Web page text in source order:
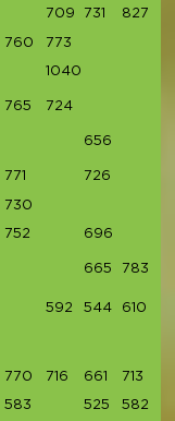
709 731 827
760 773
1040
765 724
656
771 726
730
752 696
665 783
592 544 610
770 716 661 713
583 525 582